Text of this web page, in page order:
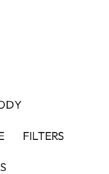
FILTERS